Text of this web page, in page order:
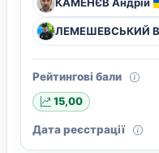
КАМЕНЄВ Андрій
ЛЕМЕШЕВСЬКИЙ
Рейтингові бали
15,00
Дата реєстрації